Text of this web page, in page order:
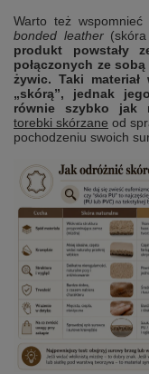
Warto też wspomnieć
bonded leather(skóra
produkt powstały
połączonych ze
żywic. Taki
„skórą”, jednak
równie szybko jak
torebki skórzane od
pochodzeniu swoich